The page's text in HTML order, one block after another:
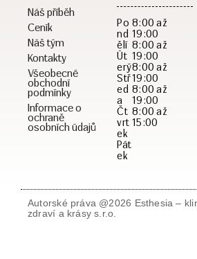
Náš příběh
Ceník
Náš tým
Kontakty
Všeobecné
obchodní
podmínky
Informace o
ochraně
osobních údajů
Po
nd
ělí
Út
erý
Stř
ed
a
Čt
vrt
ek
Pát
ek
8:00 až
19:00
8:00 až
19:00
8:00 až
19:00
8:00 až
19:00
8:00 až
15:00
Autorské práva @2026 Esthesia –
zdraví a krásy s.r.o.